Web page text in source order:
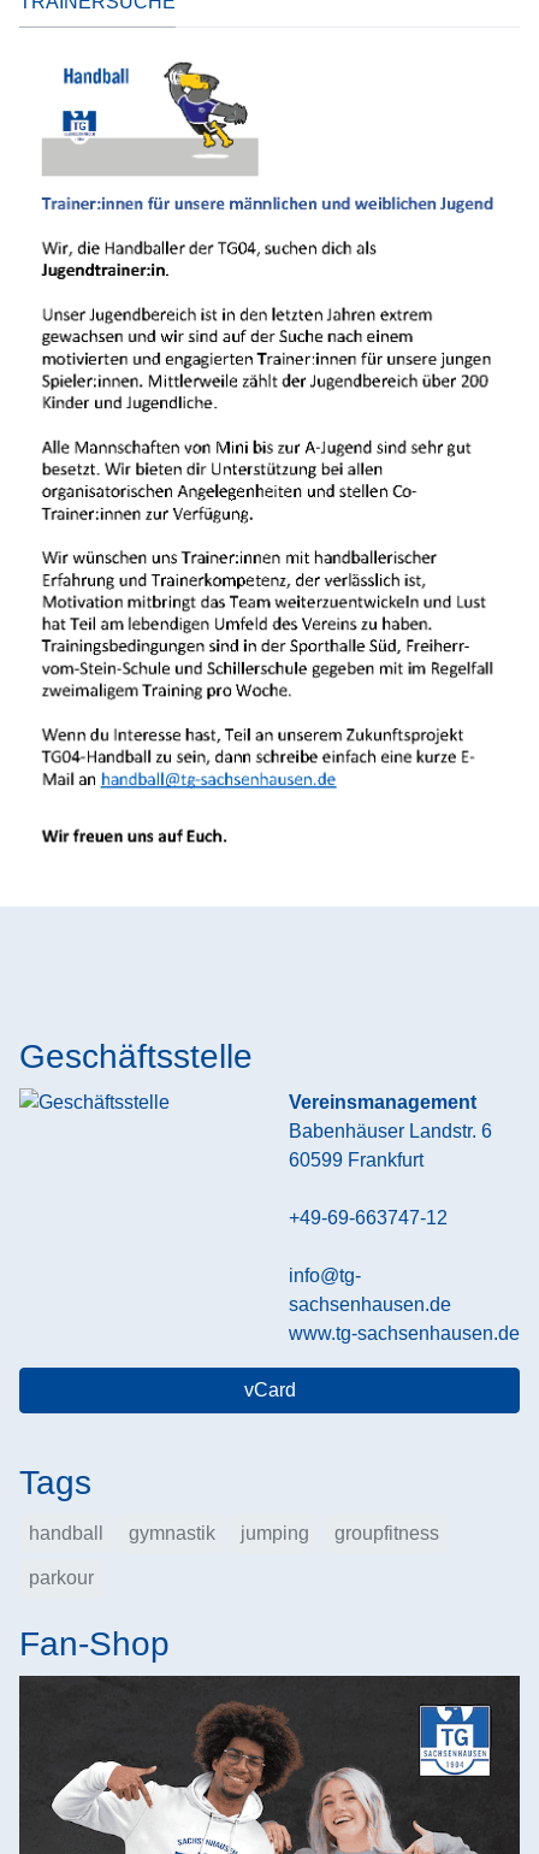
Geschäftsstelle
Vereinsmanagement
Babenhäuser Landstr. 6
60599 Frankfurt
+49-69-663747-12
info@tg-
sachsenhausen.de
www.tg-sachsenhausen.de
vCard
Tags
handball gymnastik jumping groupfitness
parkour
Fan-Shop